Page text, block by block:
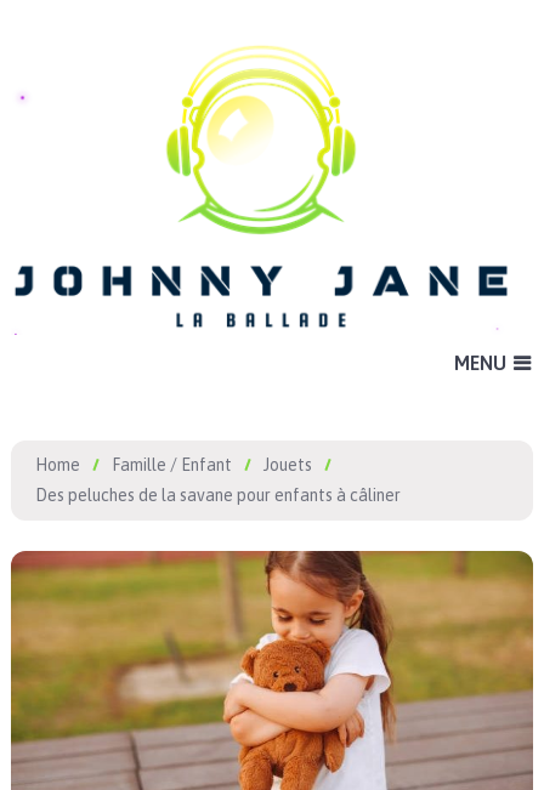
MENU
Home Famille / Enfant
Jouets
Des peluches de la savane pour enfants à câliner